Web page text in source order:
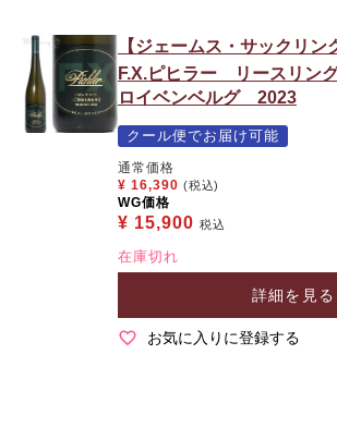
【ジェームス・サックリン
F.X.ピヒラー リースリ
ロイベンベルグ 2023
クール便でお届け可能
通常価格
¥ 16,390 (税込)
WG価格
¥ 15,900 税込
在庫切れ
詳細を見る
お気に入りに登録する